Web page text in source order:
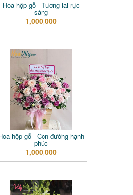
Hoa hộp gỗ - Tương lai rực
sáng
1,000,000
hộp gỗ - Con đường hạnh
phúc
1,000,000